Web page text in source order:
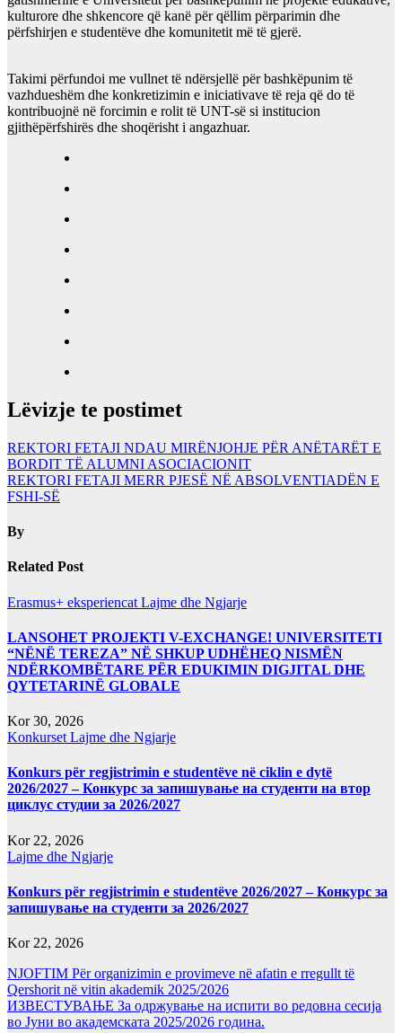
kulturore dhe shkencore që kanë për qëllim përparimin dhe
përfshirjen e studentëve dhe komunitetit më të gjerë.
Takimi përfundoi me vullnet të ndërsjellë për bashkëpunim të
vazhdueshëm dhe konkretizimin e iniciativave të reja që do të
kontribuojnë në forcimin e rolit të UNT-së si institucion
gjithëpërfshirës dhe shoqërisht i angazhuar.
Lëvizje te postimet
REKTORI FETAJI NDAU MIRËNJOHJE PËR ANËTARËT E
BORDIT TË ALUMNI ASOCIACIONIT
REKTORI FETAJI MERR PJESË NË ABSOLVENTIADËN E
FSHI-SË
By
Related Post
Erasmus+ eksperiencat Lajme dhe Ngjarje
LANSOHET PROJEKTI V-EXCHANGE! UNIVERSITETI
“NËNË TEREZA” NË SHKUP UDHËHEQ NISMËN
NDËRKOMBËTARE PËR EDUKIMIN DIGJITAL DHE
QYTETARINË GLOBALE
Kor 30, 2026
Konkurset Lajme dhe Ngjarje
Konkurs për regjistrimin e studentëve në ciklin e dytë
2026/2027 – Конкурс за запишување на студенти на втор
циклус студии за 2026/2027
Kor 22, 2026
Lajme dhe Ngjarje
Konkurs për regjistrimin e studentëve 2026/2027 – Конкурс за
запишување на студенти за 2026/2027
Kor 22, 2026
NJOFTIM Për organizimin e provimeve në afatin e rregullt të
Qershorit në vitin akademik 2025/2026
ИЗВЕСТУВАЊЕ За одржување на испити во редовна сесија
во Јуни во академската 2025/2026 година.